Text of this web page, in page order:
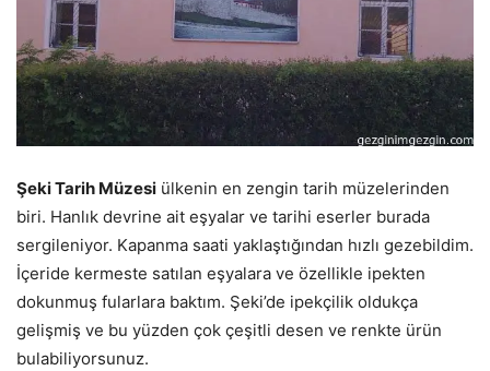
Şeki Tarih Müzesi ülkenin en zengin tarih müzelerinden
biri. Hanlık devrine ait eşyalar ve tarihi eserler burada
sergileniyor. Kapanma saati yaklaştığından hızlı gezebildim.
İçeride kermeste satılan eşyalara ve özellikle ipekten
dokunmuş fularlara baktım. Şeki’de ipekçilik oldukça
gelişmiş ve bu yüzden çok çeşitli desen ve renkte ürün
bulabiliyorsunuz.